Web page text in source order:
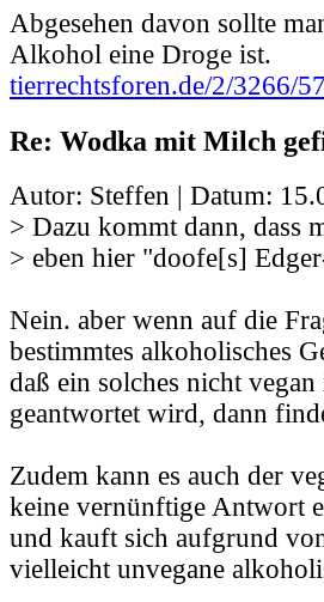
Abgesehen davon sollte
Alkohol eine Droge ist.
tierrechtsforen.de/2/3266/
Re: Wodka mit Milch
Autor: Steffen | Datum:
> Dazu kommt dann, dass
> eben hier "doofe[s]
Nein. aber wenn auf die
bestimmtes alkoholisches
daß ein solches nicht
geantwortet wird, dann
Zudem kann es auch der
keine vernünftige Antwort
und kauft sich aufgrund
vielleicht unvegane